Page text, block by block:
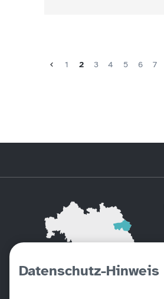
Datenschutz-Hinweis
1 2 3 4 5 6 7